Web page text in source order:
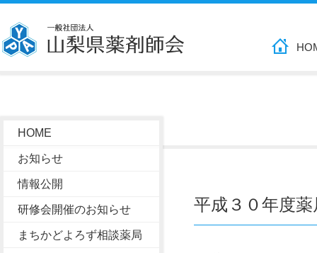
HOME
お知らせ
情報公開
研修会開催のお知らせ
まちかどよろず相談薬局
平成３０年度